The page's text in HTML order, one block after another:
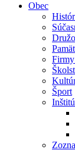
Obec
Šport